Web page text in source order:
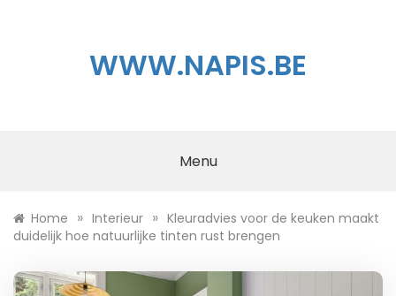
WWW.NAPIS.BE
Menu
Home » Interieur » Kleuradvies voor de keuken maakt
duidelijk hoe natuurlijke tinten rust brengen